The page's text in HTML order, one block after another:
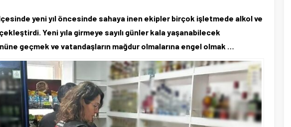
ilçesinde yeni yıl öncesinde sahaya inen ekipler birçok işletmede alkol ve
Yeni yıla girmeye sayılı günler kala yaşanabilecek
geçmek ve vatandaşların mağdur olmalarına engel olmak …